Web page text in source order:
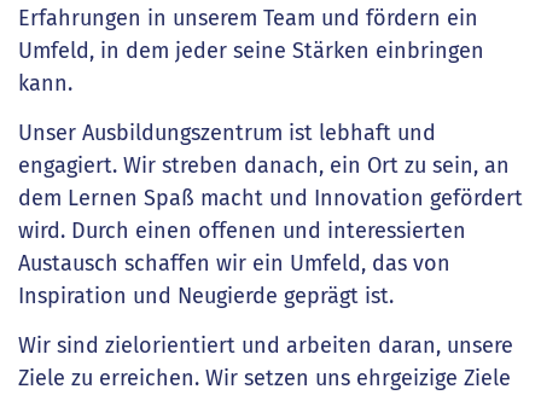
Erfahrungen in unserem Team und fördern ein
Umfeld, in dem jeder seine Stärken einbringen
kann.
Unser Ausbildungszentrum ist lebhaft und
engagiert. Wir streben danach, ein Ort zu sein, an
dem Lernen Spaß macht und Innovation gefördert
wird. Durch einen offenen und interessierten
Austausch schaffen wir ein Umfeld, das von
Inspiration und Neugierde geprägt ist.
Wir sind zielorientiert und arbeiten daran, unsere
Ziele zu erreichen. Wir setzen uns ehrgeizige Ziele